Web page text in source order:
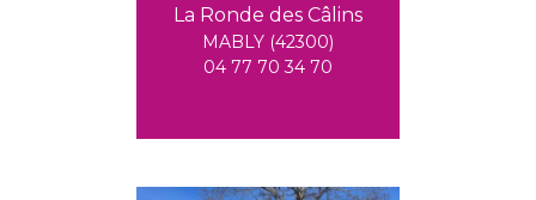
La Ronde des Câlins
MABLY (42300)
04 77 70 34 70